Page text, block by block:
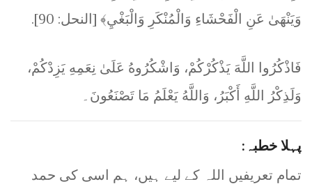
وَيَنْهَىٰ عَنِ الْفَحْشَاءِ وَالْمُنْكَرِ وَالْبَغْيِ﴾ [النحل: 90].
فَاذْكُرُوا اللَّهَ يَذْكُرْكُمْ، وَاشْكُرُوهُ عَلَىٰ نِعَمِهِ يَزِدْكُمْ،
وَلَذِكْرُ اللَّهِ أَكْبَرُ، وَاللَّهُ يَعْلَمُ مَا تَصْنَعُونَ۔
پہلا خطبہ:
تمام تعریفیں اللہ کے لیے ہیں، ہم اسی کی حمد